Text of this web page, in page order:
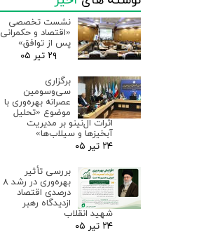
نشست تخصصی
«اقتصاد و حکمرانی
پس از توافق»
۲۹ تیر ۰۵
برگزاری
سی‌وسومین
عصرانه بهره‌وری با
موضوع «تحلیل
اثرات ال‌نینو بر مدیریت
آبخیزها و سیلاب‌ها»
۲۴ تیر ۰۵
بررسی تأثیر
بهره‌وری در رشد ۸
درصدی اقتصاد
ازدیدگاه رهبر
شهید انقلاب
۲۴ تیر ۰۵